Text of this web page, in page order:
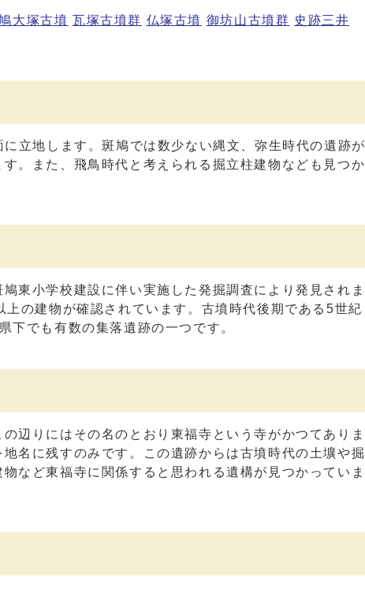
大塚古墳 瓦塚古墳群 仏塚古墳 御坊山古墳群 史跡三井
立地します。斑鳩では数少ない縄文、弥生時代の遺跡が
。また、飛鳥時代と考えられる掘立柱建物なども見つか
東小学校建設に伴い実施した発掘調査により発見されま
の建物が確認されています。古墳時代後期である5世紀
下でも有数の集落遺跡の一つです。
辺りにはその名のとおり東福寺という寺がかつてありま
名に残すのみです。この遺跡からは古墳時代の土壙や掘
など東福寺に関係すると思われる遺構が見つかっていま